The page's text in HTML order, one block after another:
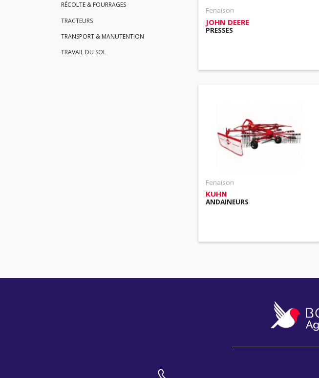
RÉCOLTE & FOURRAGES
TRACTEURS
TRANSPORT & MANUTENTION
TRAVAIL DU SOL
Fenaison
JOHN DEERE
PRESSES
Fenaison
KUHN
ANDAINEURS